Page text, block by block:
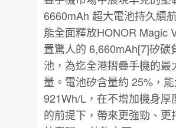
6660mAh 超大電池持久續
能全面釋放HONOR Magic
置驚人的 6,660mAh[7]矽碳
池，為迄全港摺疊手機的最
量。電池矽含量約 25%，
921Wh/L，在不增加機身厚
的前提下，帶來更強勁、更